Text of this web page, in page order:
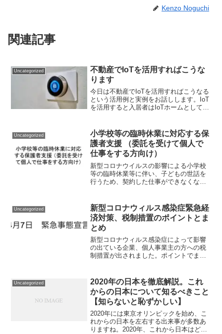
Kenzo Noguchi
関連記事
Uncategorized
不動産でIoTを活用すればこうな
ります
今日は不動産でIoTを活用すればこうなる
という活用例と実例をお話しします。IoT
を活用すると入居者はIoTホームとして最
足度を上げることで入居率、契約継続率
UPすること...
Uncategorized
小学校等の臨時休業に対応する保
護者支援 （委託を受けて個人で
仕事をする方向け）
新型コロナウイルスの影響による小学校
等の臨時休業等に伴い、子どもの世話を
行うため、契約した仕事ができなくなっ
じるものです。
Uncategorized
新型コロナウィルス感染症緊急経
済対策、税制措置のポイントとま
とめ
新型コロナウィルス感染症によって影響
の出ている企業、個人事業主の方への税
制措置が出されました。ポイントでまと
き残ってもらい、雇用を守り、新型コロ
ナウィルス感染症のパン...
Uncategorized
2020年の日本を徹底解説。これ
からの日本について知るべきこと
【知らないと恥ずかしい】
2020年には東京オリンピックを始め、こ
れからの日本を左右する出来事が多数あ
りますね。2020年、これから日本はどう